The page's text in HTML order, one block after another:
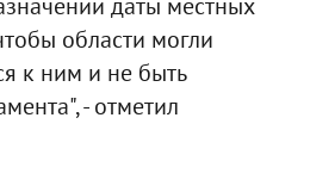
даты местных
области могли
к ним и не быть
- отметил